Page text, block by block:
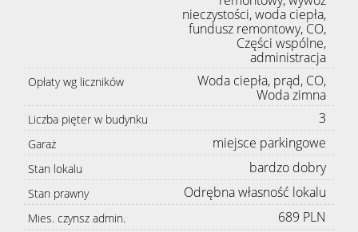
nieczystości, woda ciepła,
fundusz remontowy, CO,
Części wspólne,
administracja
Opłaty wg liczników
Woda ciepła, prąd, CO,
Woda zimna
Liczba pięter w budynku 3
Garaż miejsce parkingowe
Stan lokalu bardzo dobry
Stan prawny Odrębna własność lokalu
Mies. czynsz admin. 689 PLN